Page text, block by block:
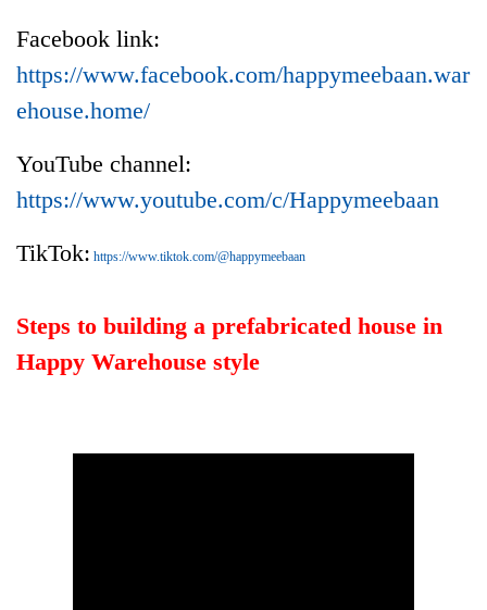
Facebook link:
https://www.facebook.com/happymeebaan.war
ehouse.home/
YouTube channel:
https://www.youtube.com/c/Happymeebaan
TikTok: https://www.tiktok.com/@happymeebaan
Steps to building a prefabricated house in
Happy Warehouse style